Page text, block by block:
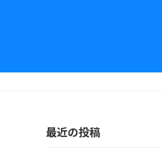
最近の投稿